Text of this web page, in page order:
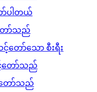
ာ်ပါတယ်
ော်သည်
တော်သော စီးရီး
င့်တော်သည်
တော်သည်